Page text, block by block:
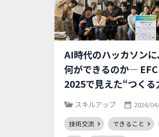
AI時代のハッカソン
何ができるのか―
2025で見えた“つく
スキルアップ 2026/
技術交流 できること